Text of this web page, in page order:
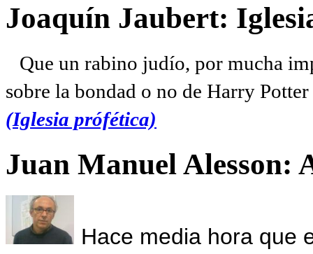
Joaquín Jaubert:
Que un rabino judío, por mucha
sobre la bondad o no de Harry
(Iglesia prófética)
Juan Manuel Alesson:
Hace media hora que